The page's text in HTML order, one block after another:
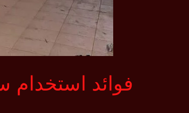
فوائد استخدام